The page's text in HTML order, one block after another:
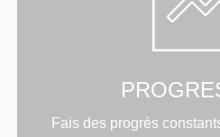
Fais des progrès